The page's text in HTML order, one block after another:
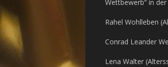
Wettbewerb“ in
Rahel Wohlleben
Conrad Leander
Lena Walter